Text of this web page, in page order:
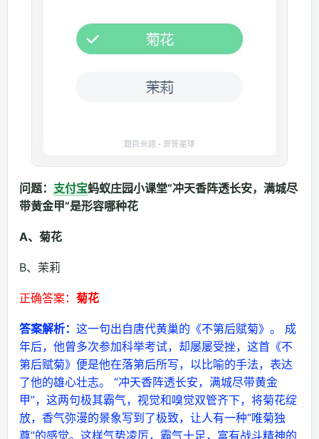
问题： 支付宝蚂蚁庄园小课堂“冲天香阵透长安，满城尽
带黄金甲”是形容哪种花
A、菊花
B、茉莉
正确答案： 菊花
答案解析： 这一句出自唐代黄巢的《不第后赋菊》。 成
年后，他曾多次参加科举考试，却屡屡受挫，这首《不
第后赋菊》便是他在落第后所写，以比喻的手法，表达
了他的雄心壮志。 “冲天香阵透长安，满城尽带黄金
甲”，这两句极其霸气，视觉和嗅觉双管齐下，将菊花绽
放，香气弥漫的景象写到了极致，让人有一种“唯菊独
尊”的感觉。这样气势凌厉，霸气十足，富有战斗精神的